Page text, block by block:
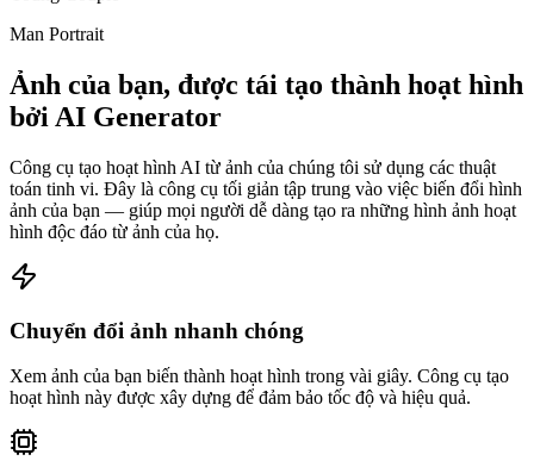
Man Portrait
Ảnh của bạn, được tái tạo thành hoạt hình
bởi AI Generator
Công cụ tạo hoạt hình AI từ ảnh của chúng tôi sử dụng các thuật
toán tinh vi. Đây là công cụ tối giản tập trung vào việc biến đổi hình
ảnh của bạn — giúp mọi người dễ dàng tạo ra những hình ảnh hoạt
hình độc đáo từ ảnh của họ.
Chuyển đổi ảnh nhanh chóng
Xem ảnh của bạn biến thành hoạt hình trong vài giây. Công cụ tạo
hoạt hình này được xây dựng để đảm bảo tốc độ và hiệu quả.